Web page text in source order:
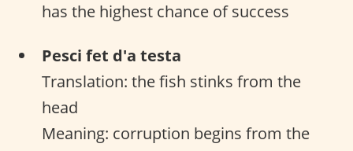
has the highest chance of success
Pesci fet d'a testa
Translation: the fish stinks from the
head
Meaning: corruption begins from the